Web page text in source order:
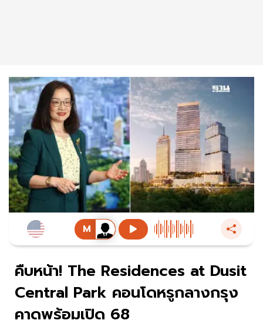
คืบหน้า! The Residences at Dusit
Central Park คอนโดหรูกลางกรุง
คาดพร้อมเปิด 68